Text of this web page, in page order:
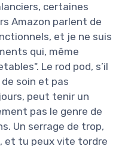
certaines
Amazon parlent de
et je ne suis
qui, même
Le rod pod, s’il
soin et pas
peut tenir un
pas le genre de
Un serrage de trop,
et tu peux vite tordre